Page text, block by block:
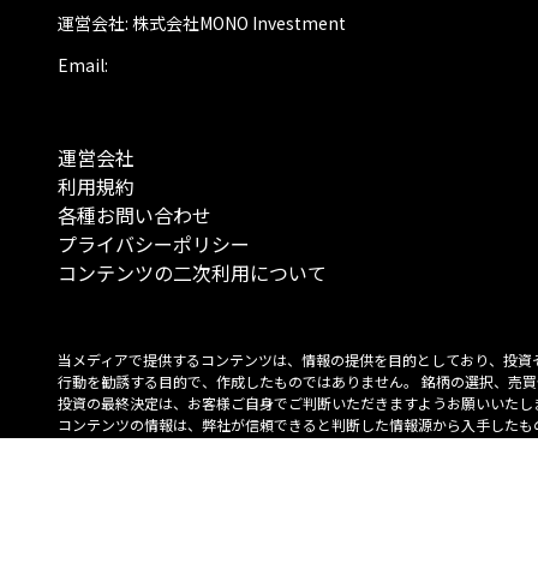
運営会社: 株式会社MONO Investment
Email:
運営会社
利用規約
各種お問い合わせ
プライバシーポリシー
コンテンツの二次利用について
当メディアで提供するコンテンツは、情報の提供を目的としており、投資
行動を勧誘する目的で、作成したものではありません。 銘柄の選択、売
投資の最終決定は、お客様ご自身でご判断いただきますようお願いいたし
コンテンツの情報は、弊社が信頼できると判断した情報源から入手したも